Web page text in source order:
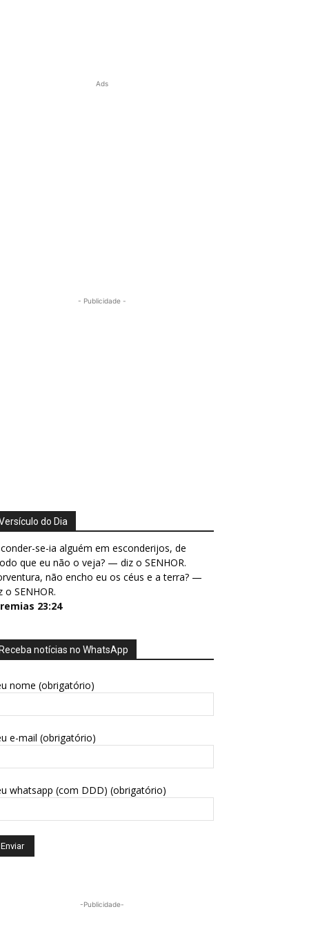
Ads
- Publicidade -
do Dia
se-ia alguém em esconderijos, de
que eu não o veja? — diz o SENHOR.
não encho eu os céus e a terra? —
o SENHOR.
23:24
Receba notícias no WhatsApp
nome (obrigatório)
e-mail (obrigatório)
whatsapp (com DDD) (obrigatório)
-Publicidade-